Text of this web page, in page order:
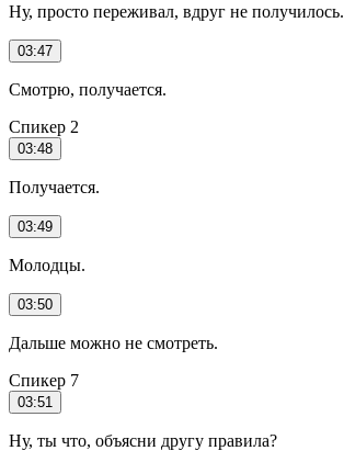
Ну, просто переживал, вдруг не получилось.
03:47
Смотрю, получается.
Спикер 2
03:48
Получается.
03:49
Молодцы.
03:50
Дальше можно не смотреть.
Спикер 7
03:51
Ну, ты что, объясни другу правила?